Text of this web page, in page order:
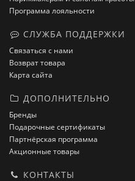
Программа лояльности
СЛУЖБА ПОДДЕРЖКИ
Связаться с нами
Возврат товара
Карта сайта
ДОПОЛНИТЕЛЬНО
Бренды
Подарочные сертификаты
Партнёрская программа
Акционные товары
КОНТАКТЫ